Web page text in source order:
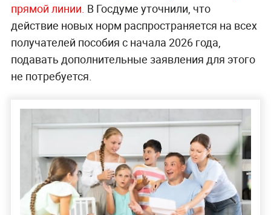
прямой линии. В Госдуме уточнили, что
действие новых норм распространяется на всех
получателей пособия с начала 2026 года,
подавать дополнительные заявления для этого
не потребуется.